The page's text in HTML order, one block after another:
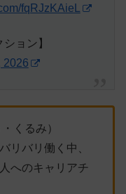
fqRJzKAieL
ョン】
2026
くるみ）
リバリ働く中、
へのキャリアチ